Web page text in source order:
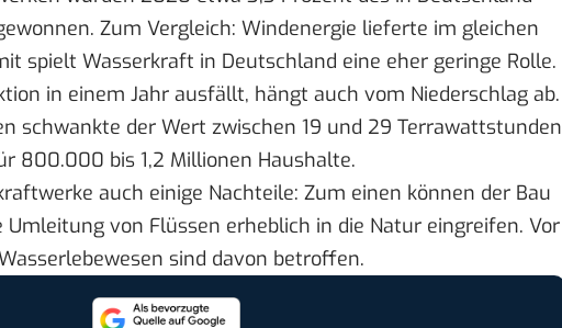
Zum Vergleich: Windenergie lieferte im gleichen
spielt Wasserkraft in Deutschland eine eher geringe Rolle.
in einem Jahr ausfällt, hängt auch vom Niederschlag ab.
schwankte der Wert zwischen 19 und 29 Terrawattstunden
800.000 bis 1,2 Millionen Haushalte.
auch einige Nachteile: Zum einen können der Bau
von Flüssen erheblich in die Natur eingreifen. Vor
sind davon betroffen.